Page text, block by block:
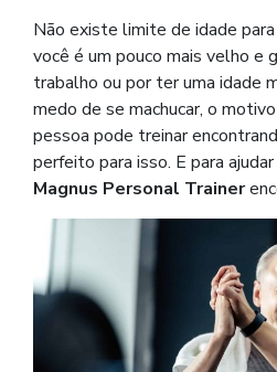
Não existe limite de idade
você é um pouco mais velho e
trabalho ou por ter uma idade
medo de se machucar, o
pessoa pode treinar
perfeito para isso. E para
Magnus Personal Trainer